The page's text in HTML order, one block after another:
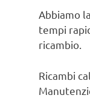
Abbiamo
tempi
ricambio.
Ricambi